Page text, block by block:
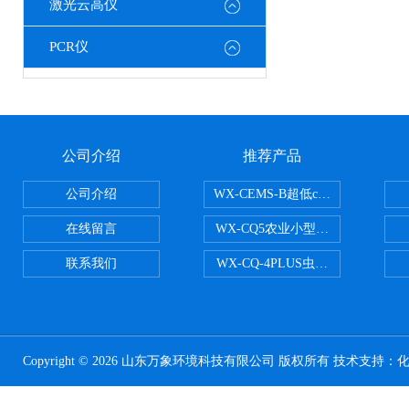
激光云高仪
PCR仪
公司介绍
公司介绍
在线留言
联系我们
推荐产品
WX-CEMS-B超低cems烟气监测系
WX-CQ5农业小型气象站
WX-CQ-4PLUS虫情测报灯
Copyright © 2026 山东万象环境科技有限公司 版权所有 技术支持：